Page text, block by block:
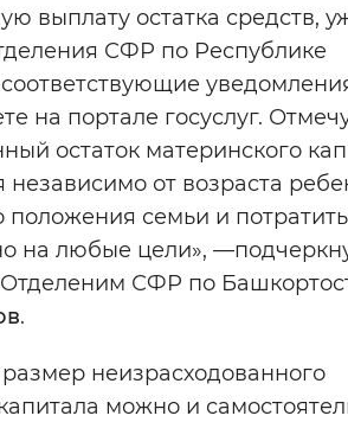
стандартные настройки
выплату остатка средств,
СФР по Республике
на портале госуслуг.
остаток материнского
независимо от возраста
положения семьи и
на любые цели»,
СФР по
.
неизрасходованного
можно и